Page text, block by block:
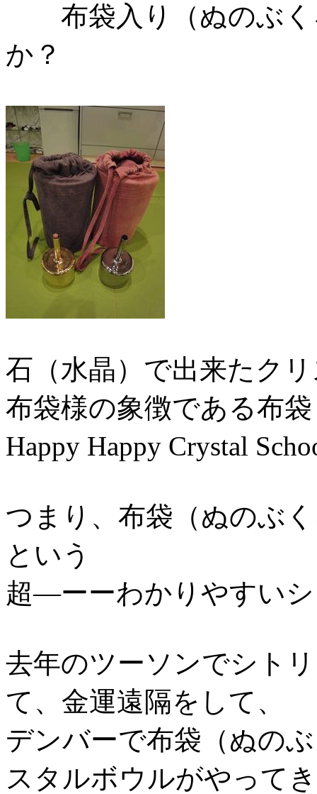
布袋入り（ぬのぶく
か？
石（水晶）で出来たク
布袋様の象徴である布
Happy Happy Crystal
つまり、布袋（ぬのぶ
という
超―ーーわかりやすい
去年のツーソンでシト
て、金運遠隔をして、
デンバーで布袋（ぬの
スタルボウルがやって